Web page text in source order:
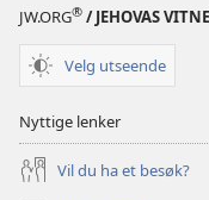
JW.ORG® / JEHOVAS
Velg utseende
Nyttige lenker
Vil du ha et besøk?